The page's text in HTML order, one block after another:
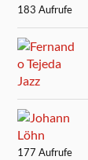
183 Aufrufe
177 Aufrufe